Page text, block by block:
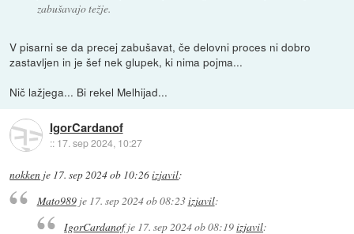
zabušavajo težje.
V pisarni se da precej zabušavat, če delovni proces ni dobro
zastavljen in je šef nek glupek, ki nima pojma...
Nič lažjega... Bi rekel Melhijad...
IgorCardanof
:: 17. sep 2024, 10:27
nokken je 17. sep 2024 ob 10:26izjavil:
Mato989je 17. sep 2024 ob 08:23izjavil:
IgorCardanofje 17. sep 2024 ob 08:19izjavil: